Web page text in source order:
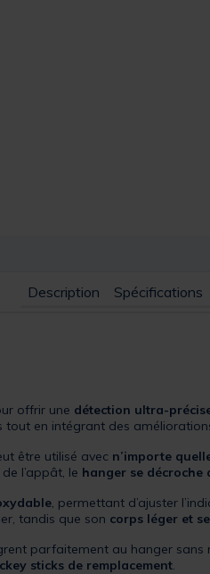
Description Spécifications
offrir une détection ultra-
tout en intégrant des
être utilisé avec n’importe
l’appât, le hanger se décroche
, permettant d’ajuster
tandis que son corps léger et
parfaitement au hanger
sticks de remplacement.